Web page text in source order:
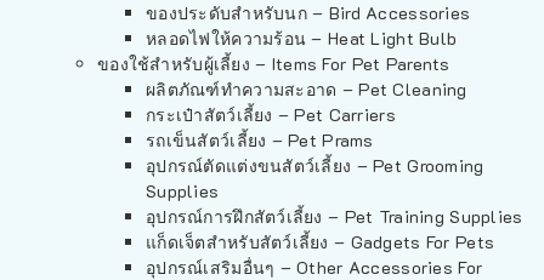
ของประดับสำหรับนก – Bird Accessories
หลอดไฟให้ความร้อน – Heat Light Bulb
ของใช้สำหรับผู้เลี้ยง – Items For Pet Parents
ผลิตภัณฑ์ทำความสะอาด – Pet Cleaning
กระเป๋าสัตว์เลี้ยง – Pet Carriers
รถเข็นสัตว์เลี้ยง – Pet Prams
อุปกรณ์ตัดแต่งขนสัตว์เลี้ยง – Pet Grooming
Supplies
อุปกรณ์การฝึกสัตว์เลี้ยง – Pet Training Supplies
แก็ดเจ็ตสำหรับสัตว์เลี้ยง – Gadgets For Pets
อุปกรณ์เสริมอื่นๆ – Other Accessories For